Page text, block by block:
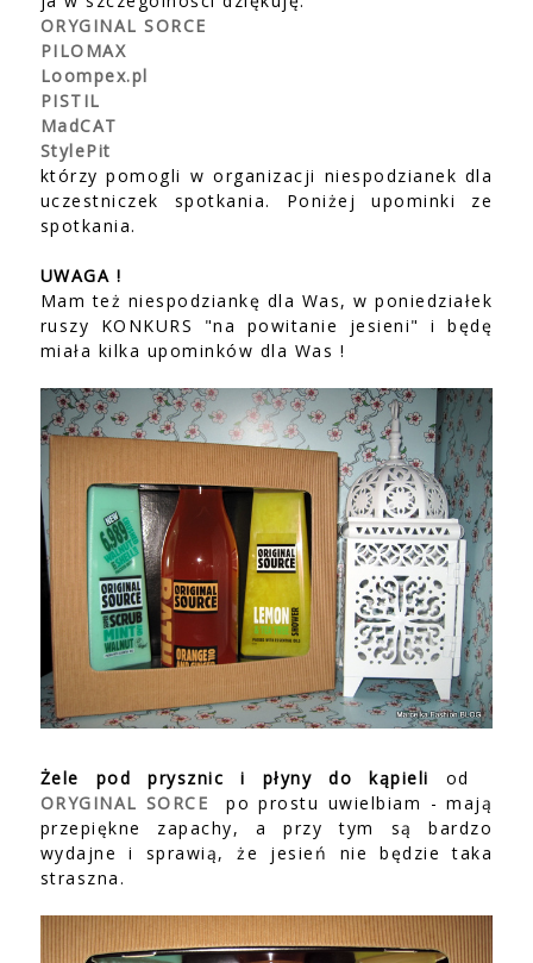
ORYGINAL SORCE
PILOMAX
Loompex.pl
PISTIL
MadCAT
StylePit
którzy pomogli w organizacji niespodzianek dla
uczestniczek spotkania. Poniżej upominki ze
spotkania.
UWAGA !
Mam też niespodziankę dla Was, w poniedziałek
ruszy KONKURS "na powitanie jesieni" i będę
miała kilka upominków dla Was !
Żele pod prysznic i płyny do kąpieli od
ORYGINAL SORCE
po prostu uwielbiam - mają
przepiękne zapachy, a przy tym są bardzo
wydajne i sprawią, że jesień nie będzie taka
straszna.